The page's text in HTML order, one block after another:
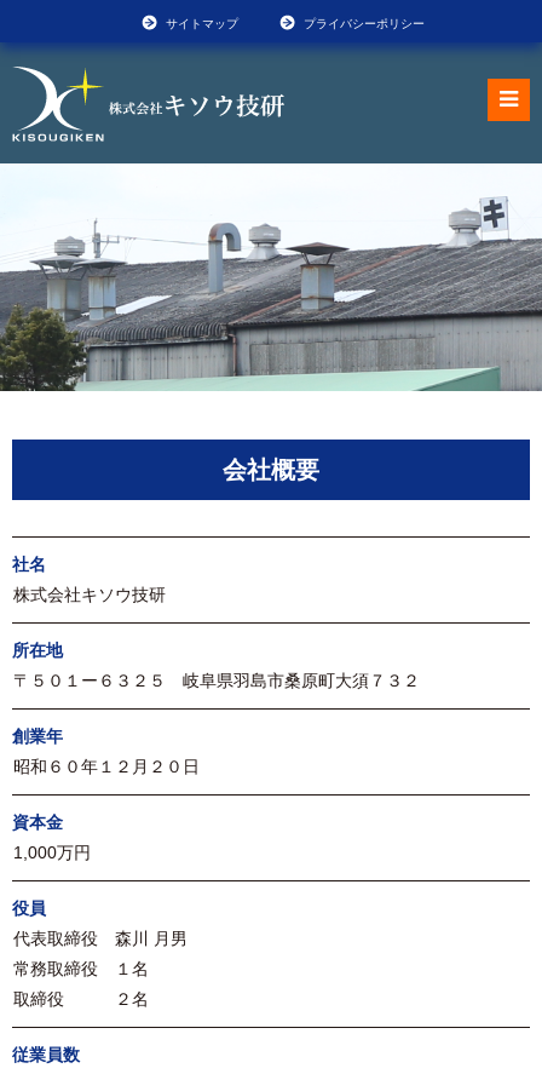
サイトマップ プライバシーポリシー
会社概要
社名
株式会社キソウ技研
所在地
〒５０１ー６３２５ 岐阜県羽島市桑原町大須７３２
創業年
昭和６０年１２月２０日
資本金
1,000万円
役員
代表取締役 森川 月男
常務取締役 １名
取締役 ２名
従業員数